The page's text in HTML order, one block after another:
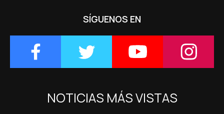
SÍGUENOS EN
NOTICIAS MÁS VISTAS